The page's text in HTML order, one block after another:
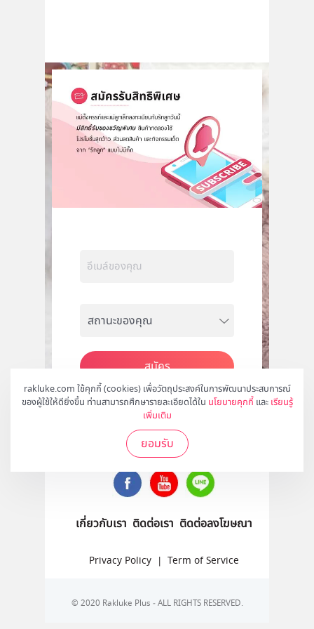
rakluke.com ใช้คุกกี้ (cookies) เพื่อวัตถุประสงค์ในการพัฒนาประสบการณ์
ของผู้ใช้ให้ดียิ่งขึ้น ท่านสามารถศึกษารายละเอียดได้ใน นโยบายคุกกี้ และ เรียนรู้
เพิ่มเติม
ยอมรับ
สมัคร
ติดตามเราได้ที่
เกี่ยวกับเรา ติดต่อเรา ติดต่อลงโฆษณา
Privacy Policy | Term of Service
© 2020 Rakluke Plus - ALL RIGHTS RESERVED.